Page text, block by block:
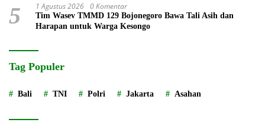
5 1 Agustus 2026 0 Komentar
Tim Wasev TMMD 129 Bojonegoro Bawa Tali Asih dan
Harapan untuk Warga Kesongo
Tag Populer
Bali TNI Polri Jakarta Asahan